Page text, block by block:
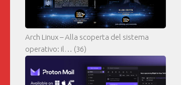
Arch Linux – Alla scoperta del sistema
operativo: il… (36)